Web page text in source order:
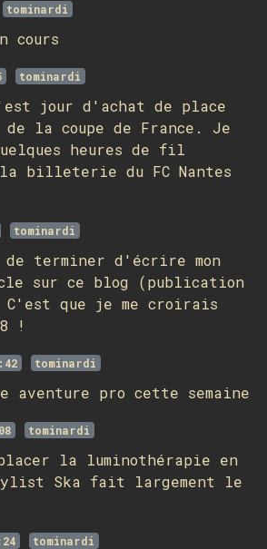
tominardi
cours
tominardi
jour d'achat de place
la coupe de France. Je
heures de fil
billeterie du FC Nantes
tominardi
terminer d'écrire mon
sur ce blog (publication
C'est que je me croirais
!
tominardi
aventure pro cette semaine
tominardi
la luminothérapie en
Ska fait largement le
tominardi